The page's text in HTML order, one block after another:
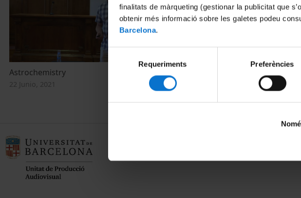
finalitats de màrqueting (gestionar la publicitat que
obtenir més informació sobre les galetes podeu
Barcelona.
de
consentiment
Requeriments Preferències
Astrochemistry
22 Junio, 2021
MENÚ
Aviso